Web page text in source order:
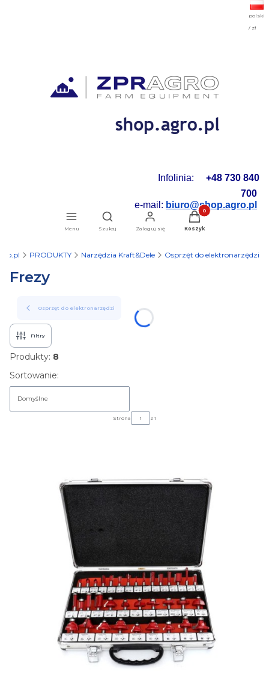
polski
/ zł
Infolinia: +48 730 840
700
e-mail: biuro@shop.agro.pl
Menu
Otwórz wyszukiwarkę
Szukaj Zaloguj się
Produkty w koszyku: 0.
Koszyk
PRODUKTY Narzędzia Kraft&Dele Osprzęt do elektronarzędzi
Frezy
Osprzęt do elektronarzędzi
Filtry
Produkty: 8
Lista produktów
Sortowanie:
Domyślne
Strona z 1